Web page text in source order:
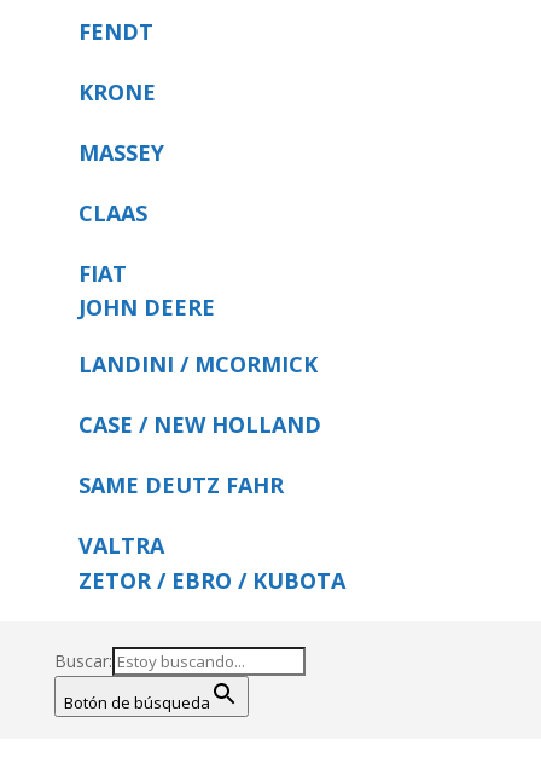
FENDT
KRONE
MASSEY
CLAAS
FIAT
JOHN DEERE
LANDINI / MCORMICK
CASE / NEW HOLLAND
SAME DEUTZ FAHR
VALTRA
ZETOR / EBRO / KUBOTA
Buscar:
Botón de búsqueda